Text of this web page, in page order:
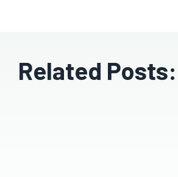
Related Posts: